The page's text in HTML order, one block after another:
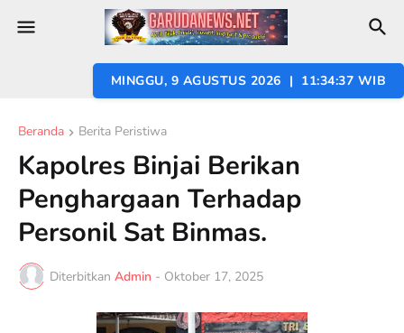
MINGGU, 9 AGUSTUS 2026 | 11:34:38 WIB
Beranda Berita Peristiwa
Kapolres Binjai Berikan
Penghargaan Terhadap
Personil Sat Binmas.
Diterbitkan Admin - Oktober 17, 2025